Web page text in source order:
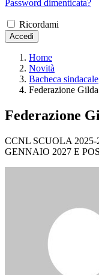
Password dimenticata?
Ricordami
Accedi
Home
Novità
Bacheca sindacale
Federazione
Federazione
CCNL SCUOLA
GENNAIO 2027 E